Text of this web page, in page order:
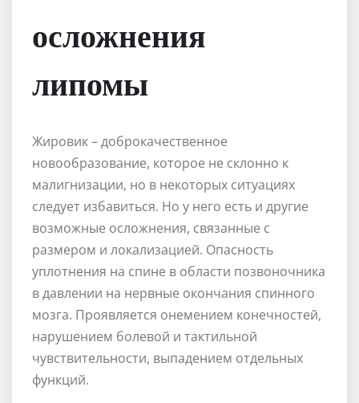
осложнения
липомы
Жировик – доброкачественное
новообразование, которое не склонно к
малигнизации, но в некоторых ситуациях
следует избавиться. Но у него есть и другие
возможные осложнения, связанные с
размером и локализацией. Опасность
уплотнения на спине в области позвоночника
в давлении на нервные окончания спинного
мозга. Проявляется онемением конечностей,
нарушением болевой и тактильной
чувствительности, выпадением отдельных
функций.